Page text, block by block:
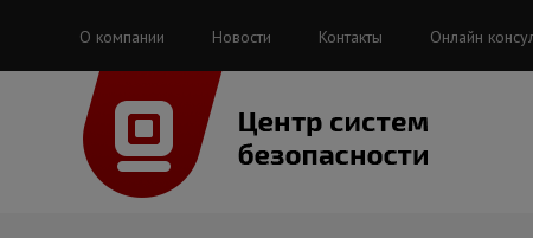
О компании Новости Контакты Онлайн